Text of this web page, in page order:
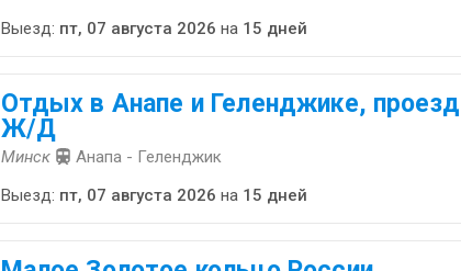
Выезд: пт, 07 августа 2026 на 15 дней
Отдых в Анапе и Геленджике, проезд
Ж/Д
Минск Анапа - Геленджик
Выезд: пт, 07 августа 2026 на 15 дней